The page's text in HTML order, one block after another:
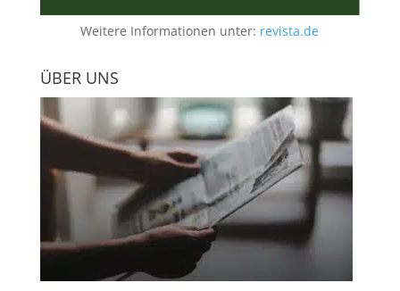
Weitere Informationen unter: revista.de
ÜBER UNS